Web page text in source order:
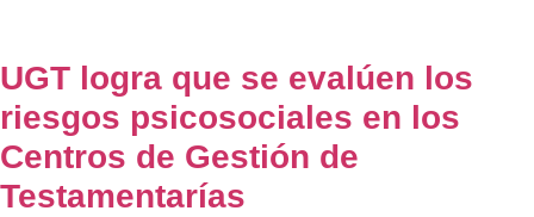
UGT logra que se evalúen los
riesgos psicosociales en los
Centros de Gestión de
Testamentarías